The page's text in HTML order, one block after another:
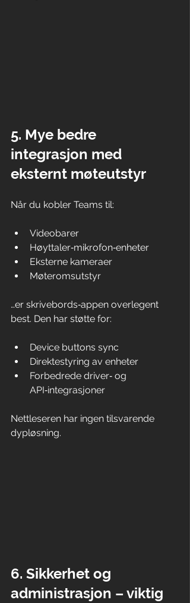
5. Mye bedre
integrasjon med
eksternt møteutstyr
Når du kobler Teams til:
Videobarer
Høyttaler‑mikrofon‑enheter
Eksterne kameraer
Møteromsutstyr
…er skrivebords‑appen overlegent
best. Den har støtte for:
Device buttons sync
Direktestyring av enheter
Forbedrede driver‑ og
API‑integrasjoner
Nettleseren har ingen tilsvarende
dypløsning.
6. Sikkerhet og
administrasjon – viktig